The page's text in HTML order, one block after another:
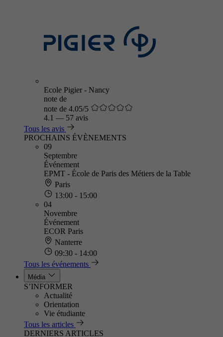
Ecole Pigier - Nancy
note de
note de 4.05/5
4.1 — 57 avis
Tous les avis
PROCHAINS ÉVÈNEMENTS
09
Septembre
Événement
EPMT - École de Paris des Métiers de la Table
Paris
13:00 - 15:00
04
Novembre
Événement
ECOR Paris
Nanterre
09:30 - 14:00
Tous les événements
Média
S’INFORMER
Actualité
Orientation
Vie étudiante
Tous les articles
DERNIERS ARTICLES